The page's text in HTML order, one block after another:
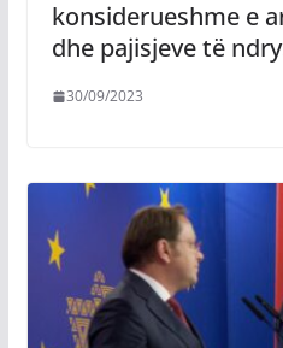
konsiderueshme e
dhe pajisjeve të
30/09/2023